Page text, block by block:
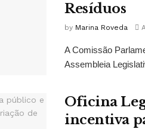
Resíduos
by Marina Roveda
A Comissão
Assembleia
Oficina
incentiva